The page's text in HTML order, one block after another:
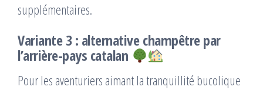
supplémentaires.
Variante 3 : alternative champêtre par
l’arrière-pays catalan
Pour les aventuriers aimant la tranquillité bucolique